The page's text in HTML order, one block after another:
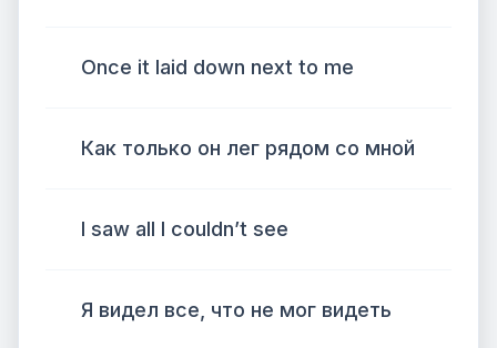
Once it laid down next to me
Как только он лег рядом со мной
I saw all I couldn’t see
Я видел все, что не мог видеть